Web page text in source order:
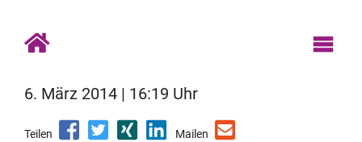
6. März 2014 | 16:19 Uhr
Teilen Mailen